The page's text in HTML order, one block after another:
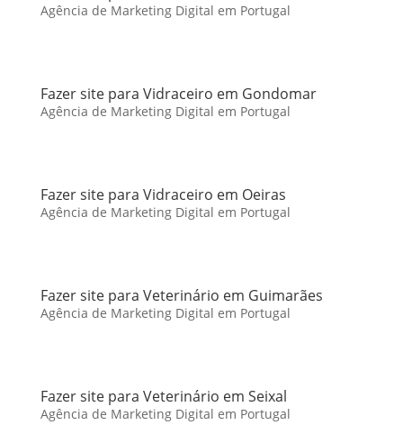
Agência de Marketing Digital em Portugal
Fazer site para Vidraceiro em Gondomar
Agência de Marketing Digital em Portugal
Fazer site para Vidraceiro em Oeiras
Agência de Marketing Digital em Portugal
Fazer site para Veterinário em Guimarães
Agência de Marketing Digital em Portugal
Fazer site para Veterinário em Seixal
Agência de Marketing Digital em Portugal